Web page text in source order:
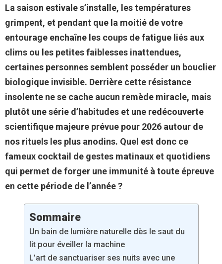
La saison estivale s’installe, les températures
grimpent, et pendant que la moitié de votre
entourage enchaîne les coups de fatigue liés aux
clims ou les petites faiblesses inattendues,
certaines personnes semblent posséder un bouclier
biologique invisible. Derrière cette résistance
insolente ne se cache aucun remède miracle, mais
plutôt une série d’habitudes et une redécouverte
scientifique majeure prévue pour 2026 autour de
nos rituels les plus anodins. Quel est donc ce
fameux cocktail de gestes matinaux et quotidiens
qui permet de forger une immunité à toute épreuve
en cette période de l’année ?
Sommaire
Un bain de lumière naturelle dès le saut du
lit pour éveiller la machine
L’art de sanctuariser ses nuits avec une